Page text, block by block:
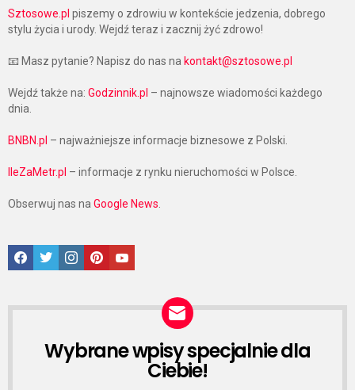
Sztosowe.pl piszemy o zdrowiu w kontekście jedzenia, dobrego
stylu życia i urody. Wejdź teraz i zacznij żyć zdrowo!
📧 Masz pytanie? Napisz do nas na kontakt@sztosowe.pl
Wejdź także na: Godzinnik.pl – najnowsze wiadomości każdego
dnia.
BNBN.pl – najważniejsze informacje biznesowe z Polski.
IleZaMetr.pl – informacje z rynku nieruchomości w Polsce.
Obserwuj nas na Google News
Facebook
TwitterInstagramPinterestGoogle News
NEWSLETTER
Wybrane wpisy specjalnie dla
Ciebie!